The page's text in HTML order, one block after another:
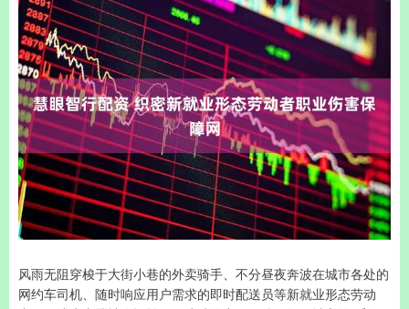
风雨无阻穿梭于大街小巷的外卖骑手、不分昼夜奔波在城市各处的
网约车司机、随时响应用户需求的即时配送员等新就业形态劳动